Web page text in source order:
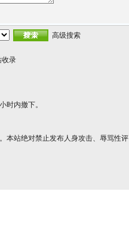
高级搜索
收录
时内撤下。
本站绝对禁止发布人身攻击、辱骂性评